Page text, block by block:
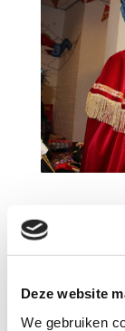
Deze website
We gebruiken